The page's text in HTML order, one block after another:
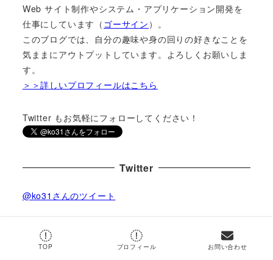
Web サイト制作やシステム・アプリケーション開発を
仕事にしています（ ゴーサイン ）。
このブログでは、自分の趣味や身の回りの好きなことを
気ままにアウトプットしています。よろしくお願いしま
す。
＞＞詳しいプロフィールはこちら
Twitter もお気軽にフォローしてください！
Twitter
@ko31さんのツイート
by @ko31
TOP プロフィール お問い合わせ